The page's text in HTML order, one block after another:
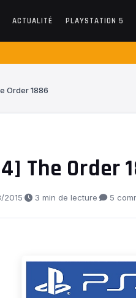
ACTUALITÉ PLAYSTATION 5
Order 1886
The Order
2015· 3 min de lecture· 5